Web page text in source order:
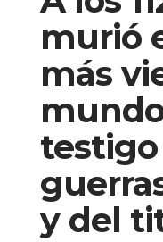
murió
más
testigo
y del